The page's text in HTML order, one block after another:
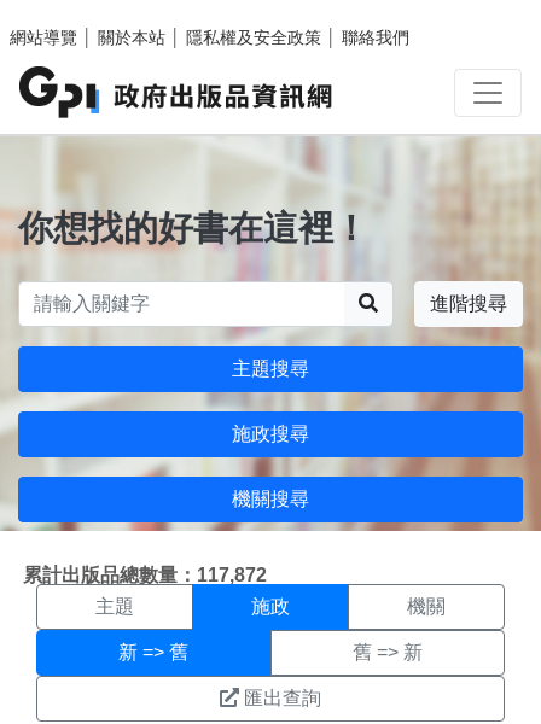
網站導覽
關於本站 隱私權及安全政策 聯絡我們
你想找的好書在這裡！
進階搜尋
主題搜尋
施政搜尋
機關搜尋
累計出版品總數量：117,872
施政搜尋結果頁面
主題 施政 機關
新 => 舊 舊 => 新
匯出查詢